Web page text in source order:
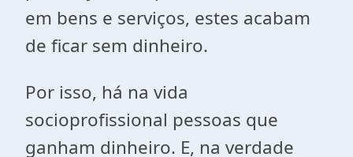
em bens e serviços, estes acabam
de ficar sem dinheiro.
Por isso, há na vida
socioprofissional pessoas que
ganham dinheiro. E, na verdade